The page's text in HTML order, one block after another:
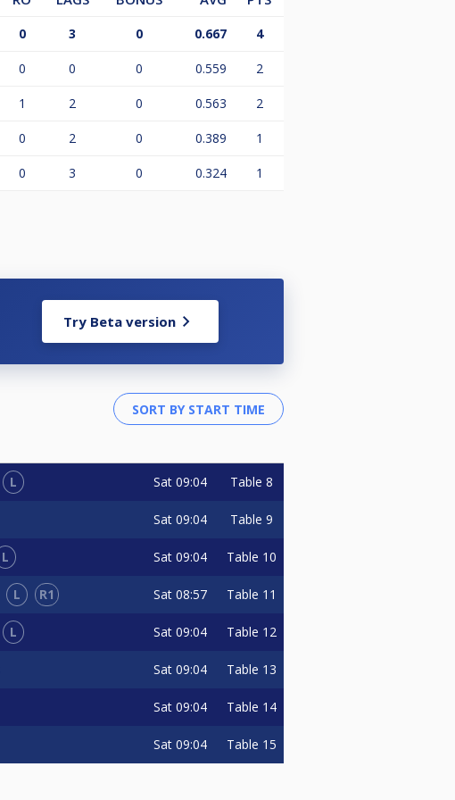
0 3 0 0.667 4
0 0 0 0.559 2
1 2 0 0.563 2
0 2 0 0.389 1
0 3 0 0.324 1
Try Beta version
L Sat 09:04 Table 8
Sat 09:04 Table 9
L Sat 09:04 Table 10
L R1 Sat 08:57 Table 11
L Sat 09:04 Table 12
Sat 09:04 Table 13
Sat 09:04 Table 14
Sat 09:04 Table 15